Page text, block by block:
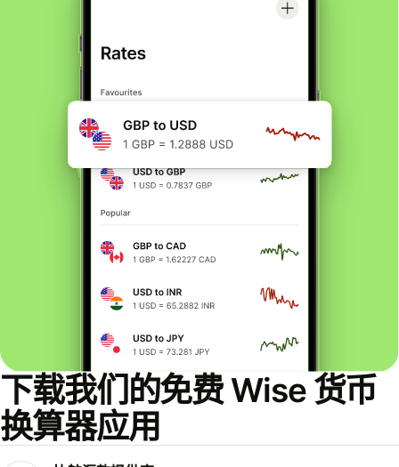
下载我们的免费 Wise 货币
换算器应用